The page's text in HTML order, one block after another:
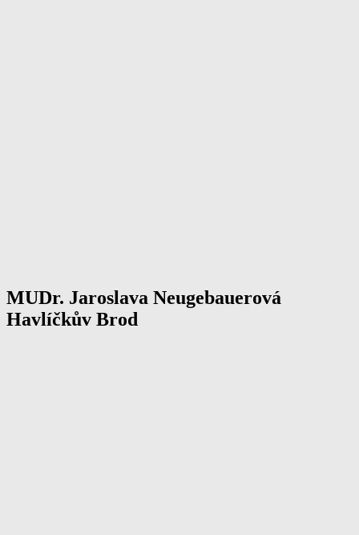
MUDr. Jaroslava Neugebauerová
Havlíčkův Brod